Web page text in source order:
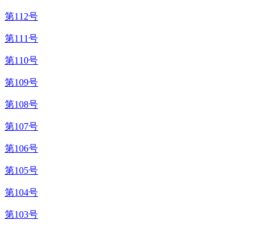
第112号
第111号
第110号
第109号
第108号
第107号
第106号
第105号
第104号
第103号